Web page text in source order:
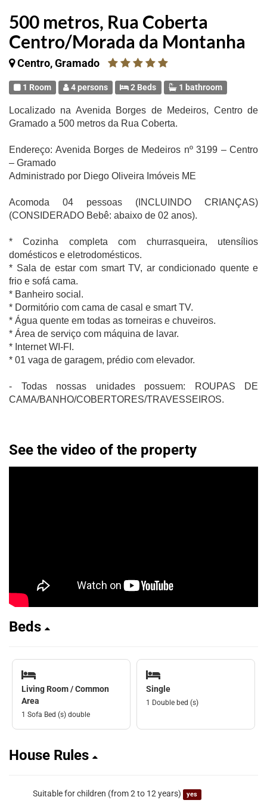
500 metros, Rua Coberta
Centro/Morada da Montanha
Centro, Gramado
1 Room 4 persons 2 Beds 1 bathroom
Localizado na Avenida Borges de Medeiros, Centro de
Gramado a 500 metros da Rua Coberta.
Endereço: Avenida Borges de Medeiros nº 3199 – Centro
– Gramado
Administrado por Diego Oliveira Imóveis ME
Acomoda 04 pessoas (INCLUINDO CRIANÇAS)
(CONSIDERADO Bebê: abaixo de 02 anos).
* Cozinha completa com churrasqueira, utensílios
domésticos e eletrodomésticos.
* Sala de estar com smart TV, ar condicionado quente e
frio e sofá cama.
* Banheiro social.
* Dormitório com cama de casal e smart TV.
* Água quente em todas as torneiras e chuveiros.
* Área de serviço com máquina de lavar.
* Internet WI-FI.
* 01 vaga de garagem, prédio com elevador.
- Todas nossas unidades possuem: ROUPAS DE
CAMA/BANHO/COBERTORES/TRAVESSEIROS.
See the video of the property
Beds
Living Room / Common
Area
1 Sofa Bed (s) double
Single
1 Double bed (s)
House Rules
Suitable for children (from 2 to 12 years) yes